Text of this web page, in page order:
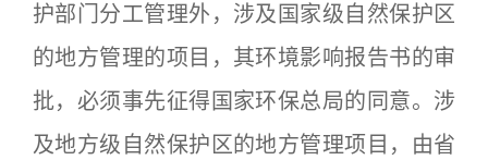
护部门分工管理外，涉及国家级自然保护区
的地方管理的项目，其环境影响报告书的审
批，必须事先征得国家环保总局的同意。涉
及地方级自然保护区的地方管理项目，由省